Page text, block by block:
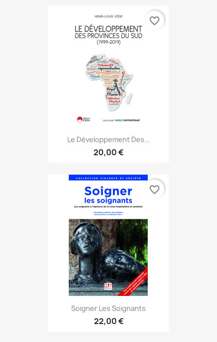
Le Développement Des...
20,00 €
favorite_border
Soigner Les Soignants
22,00 €
favorite_border